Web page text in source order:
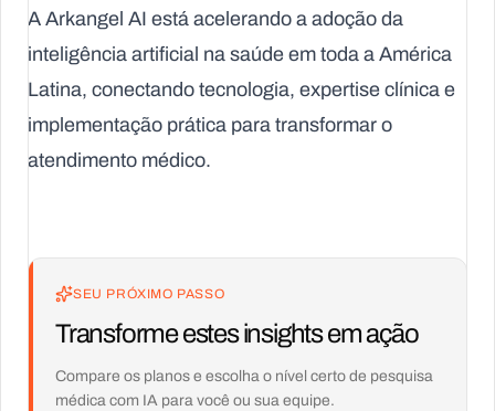
A Arkangel AI está acelerando a adoção da
inteligência artificial na saúde em toda a América
Latina, conectando tecnologia, expertise clínica e
implementação prática para transformar o
atendimento médico.
SEU PRÓXIMO PASSO
Transforme estes insights em ação
Compare os planos e escolha o nível certo de pesquisa
médica com IA para você ou sua equipe.